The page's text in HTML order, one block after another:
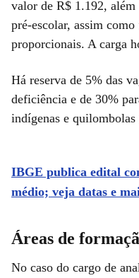
valor de R$ 1.192,
pré-escolar, assim
proporcionais. A carga
Há reserva de 5% das
deficiência e de 30%
indígenas e quilombolas
IBGE publica edital
médio; veja datas e
Áreas de
No caso do cargo de